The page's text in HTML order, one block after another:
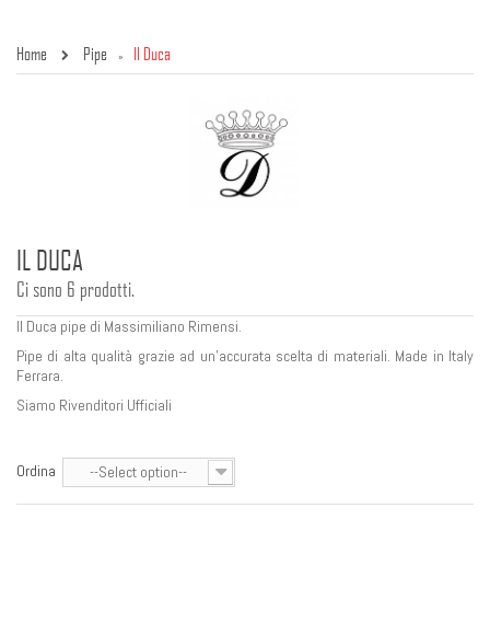
Home Pipe » Il Duca
IL DUCA
Ci sono 6 prodotti.
Il Duca pipe di Massimiliano Rimensi.
Pipe di alta qualità grazie ad un'accurata scelta di materiali. Made in Italy
Ferrara.
Siamo Rivenditori Ufficiali
Ordina --Select option--